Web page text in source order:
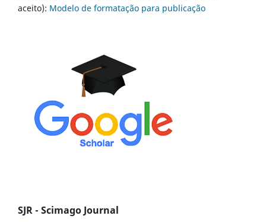
aceito): Modelo de formatação para publicação
SJR - Scimago Journal